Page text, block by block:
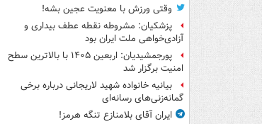
وقتی ورزش با معنویت عجین بشه!
پزشکیان: مشروطه نقطه عطف بیداری و
آزادی‌خواهی ملت ایران بود
پورجمشیدیان: اربعین ۱۴۰۵ با بالاترین سطح
امنیت برگزار شد
بیانیه خانواده شهید لاریجانی درباره برخی
گمانه‌زنی‌های رسانه‌ای
ایران آقای بلامنازع تنگه هرمز!